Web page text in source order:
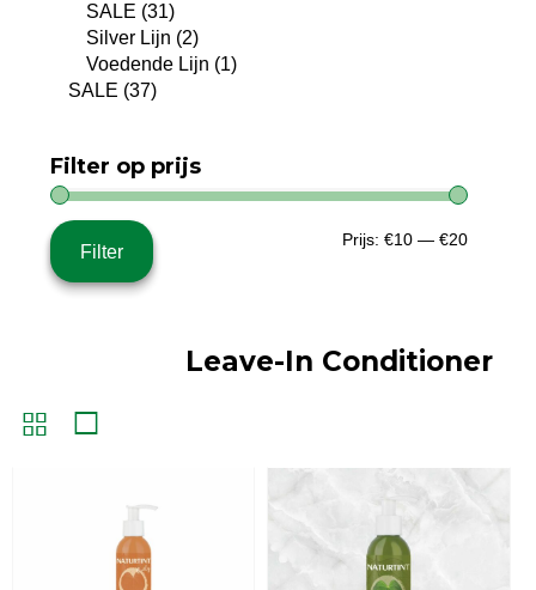
SALE (31)
Silver Lijn (2)
Voedende Lijn (1)
SALE (37)
Filter op prijs
Min.
Max.
Filter
Prijs: €10 — €20
Leave-In Conditioner